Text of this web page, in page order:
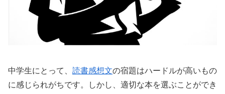
中学生にとって、 読書感想文の宿題はハードルが高いもの
に感じられがちです。しかし、適切な本を選ぶことができ